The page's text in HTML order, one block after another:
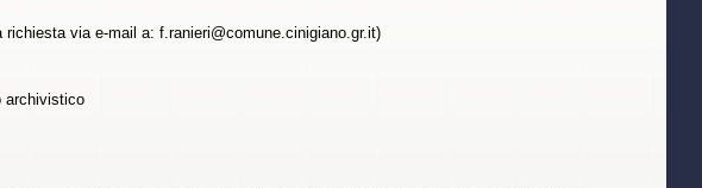
via e-mail a: f.ranieri@comune.cinigiano.gr.it)
archivistico